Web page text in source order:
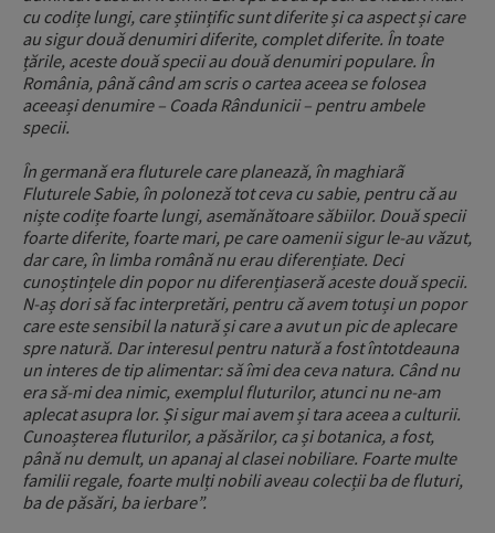
cu codițe lungi, care științific sunt diferite și ca aspect și care
au sigur două denumiri diferite, complet diferite. În toate
țările, aceste două specii au două denumiri populare. În
România, până când am scris o cartea aceea se folosea
aceeași denumire – Coada Rândunicii – pentru ambele
specii.
În germană era fluturele care planează, în maghiarã
Fluturele Sabie, în poloneză tot ceva cu sabie, pentru că au
niște codițe foarte lungi, asemănătoare săbiilor. Două specii
foarte diferite, foarte mari, pe care oamenii sigur le-au văzut,
dar care, în limba română nu erau diferențiate. Deci
cunoștințele din popor nu diferențiaseră aceste două specii.
N-aș dori să fac interpretări, pentru că avem totuși un popor
care este sensibil la natură și care a avut un pic de aplecare
spre natură. Dar interesul pentru natură a fost întotdeauna
un interes de tip alimentar: să îmi dea ceva natura. Când nu
era să-mi dea nimic, exemplul fluturilor, atunci nu ne-am
aplecat asupra lor. Și sigur mai avem și tara aceea a culturii.
Cunoașterea fluturilor, a păsărilor, ca și botanica, a fost,
până nu demult, un apanaj al clasei nobiliare. Foarte multe
familii regale, foarte mulți nobili aveau colecții ba de fluturi,
ba de păsări, ba ierbare”.